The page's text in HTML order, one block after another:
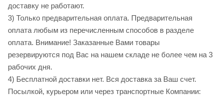
доставку не работают.
3) Только предварительная оплата. Предварительная
оплата любым из перечисленным способов в разделе
оплата. Внимание! Заказанные Вами товары
резервируются под Вас на нашем складе не более чем на 3
рабочих дня.
4) Бесплатной доставки нет. Вся доставка за Ваш счет.
Посылкой, курьером или через транспортные Компании: